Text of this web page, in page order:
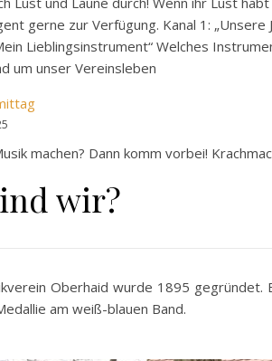
gerne zur Verfügung. Kanal 1:
Lieblingsinstrument“ Welches
um unser Vereinsleben
machen? Dann komm vorbei!
wir?
Oberhaid wurde 1895
am weiß-blauen Band.